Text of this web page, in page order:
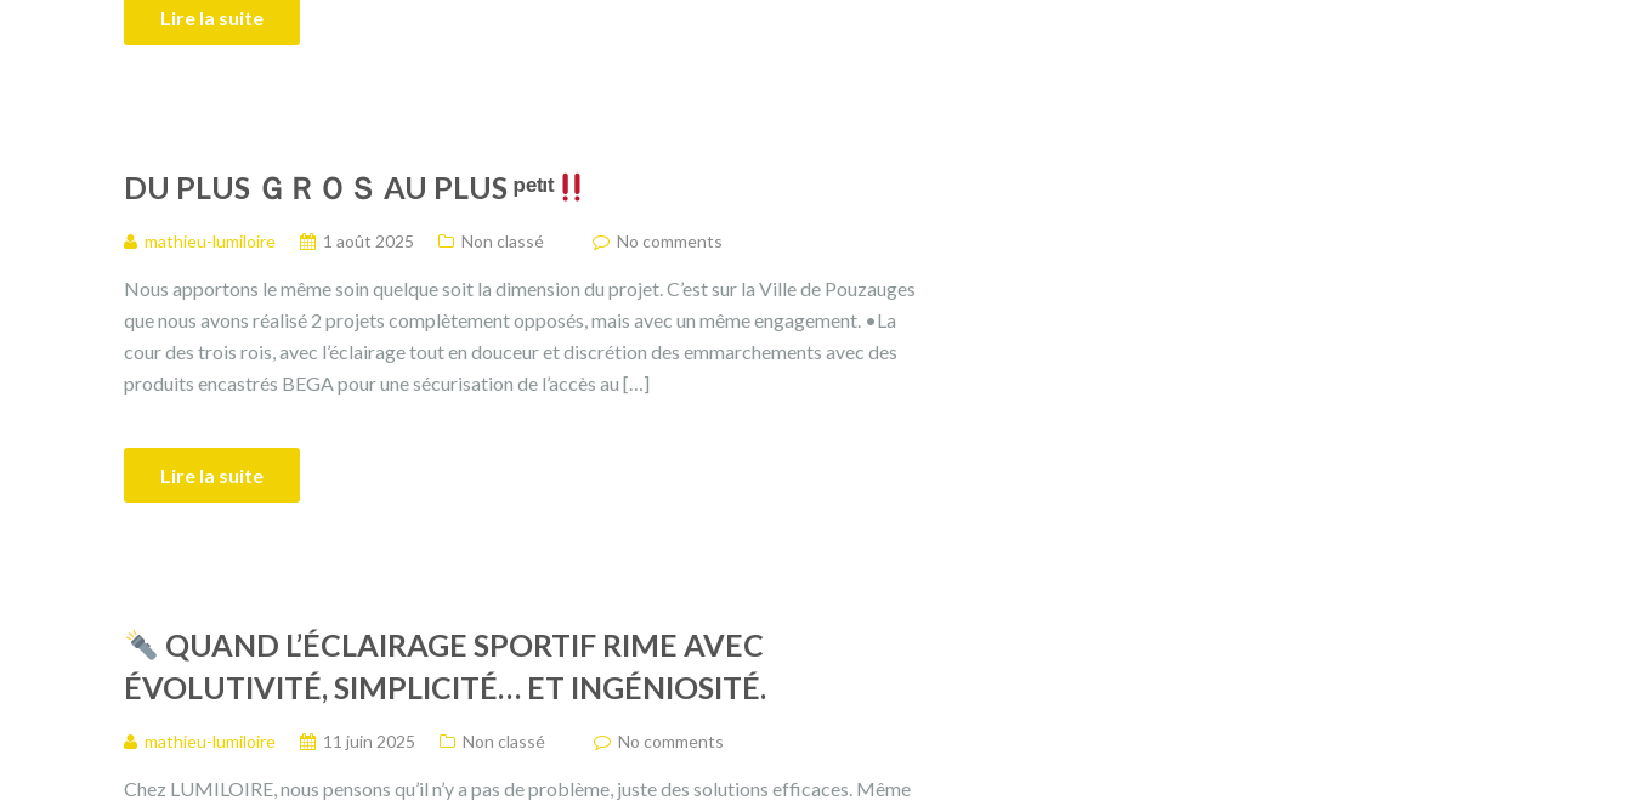
Lire la suite
DU PLUS ＧＲＯＳ AU PLUS ᵖᵉᵗᶦᵗ
mathieu-lumiloire 1 août 2025 Non classé No comments
Nous apportons le même soin quelque soit la dimension du projet. C’est sur la Ville de Pouzauges
que nous avons réalisé 2 projets complètement opposés, mais avec un même engagement. •La
cour des trois rois, avec l’éclairage tout en douceur et discrétion des emmarchements avec des
produits encastrés BEGA pour une sécurisation de l’accès au […]
Lire la suite
QUAND L’ÉCLAIRAGE SPORTIF RIME AVEC
ÉVOLUTIVITÉ, SIMPLICITÉ… ET INGÉNIOSITÉ.
mathieu-lumiloire 11 juin 2025 Non classé No comments
Chez LUMILOIRE, nous pensons qu’il n’y a pas de problème, juste des solutions efficaces. Même